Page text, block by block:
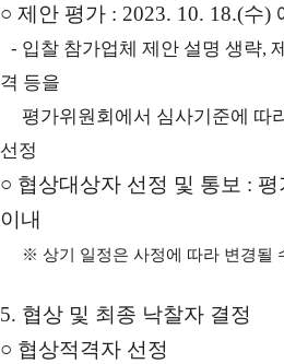
○ 제안 평가 : 2023. 10. 18.(수)
- 입찰 참가업체 제안 설명 생략,
격 등을
평가위원회에서 심사기준에 따
선정
○ 협상대상자 선정 및 통보 : 평
이내
※ 상기 일정은 사정에 따라 변경될
5. 협상 및 최종 낙찰자 결정
○ 협상적격자 선정